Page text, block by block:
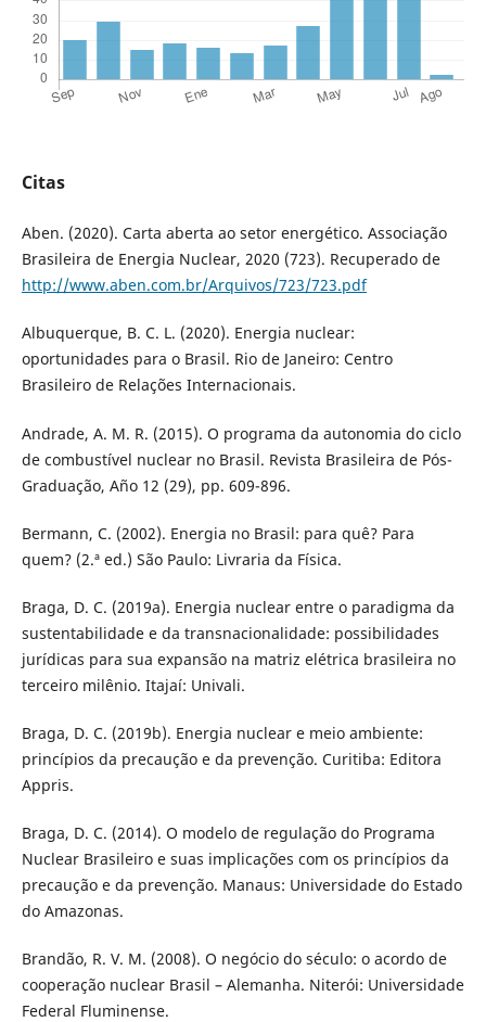
Citas
Aben. (2020). Carta aberta ao setor energético. Associação
Brasileira de Energia Nuclear, 2020 (723). Recuperado de
http://www.aben.com.br/Arquivos/723/723.pdf
Albuquerque, B. C. L. (2020). Energia nuclear:
oportunidades para o Brasil. Rio de Janeiro: Centro
Brasileiro de Relações Internacionais.
Andrade, A. M. R. (2015). O programa da autonomia do ciclo
de combustível nuclear no Brasil. Revista Brasileira de Pós-
Graduação, Año 12 (29), pp. 609-896.
Bermann, C. (2002). Energia no Brasil: para quê? Para
quem? (2.ª ed.) São Paulo: Livraria da Física.
Braga, D. C. (2019a). Energia nuclear entre o paradigma da
sustentabilidade e da transnacionalidade: possibilidades
jurídicas para sua expansão na matriz elétrica brasileira no
terceiro milênio. Itajaí: Univali.
Braga, D. C. (2019b). Energia nuclear e meio ambiente:
princípios da precaução e da prevenção. Curitiba: Editora
Appris.
Braga, D. C. (2014). O modelo de regulação do Programa
Nuclear Brasileiro e suas implicações com os princípios da
precaução e da prevenção. Manaus: Universidade do Estado
do Amazonas.
Brandão, R. V. M. (2008). O negócio do século: o acordo de
cooperação nuclear Brasil – Alemanha. Niterói: Universidade
Federal Fluminense.